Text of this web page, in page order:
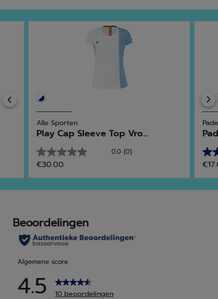
Previous
Alle Sporten
Play Cap Sleeve Top Vro...
0.0 (0)
0.0
van
de
5
€30.00
5.0
van
de
5